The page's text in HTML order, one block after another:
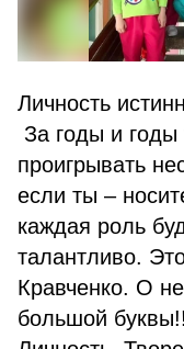
Личность
За годы и годы
проигрывать
если ты –
каждая роль
талантливо.
Кравченко. О
большой